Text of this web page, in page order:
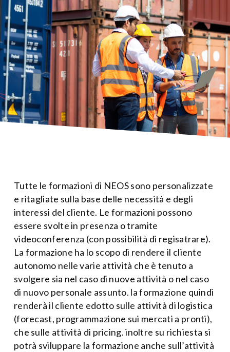
Tutte le formazioni di NEOS sono personalizzate
e ritagliate sulla base delle necessità e degli
interessi del cliente. Le formazioni possono
essere svolte in presenza o tramite
videoconferenza (con possibilità di regisatrare).
La formazione ha lo scopo di rendere il cliente
autonomo nelle varie attività che è tenuto a
svolgere sia nel caso di nuove attività o nel caso
di nuovo personale assunto. la formazione quindi
renderà il cliente edotto sulle attività di logistica
(forecast, programmazione sui mercati a pronti),
che sulle attività di pricing. inoltre su richiesta si
potrà sviluppare la formazione anche sull’attività